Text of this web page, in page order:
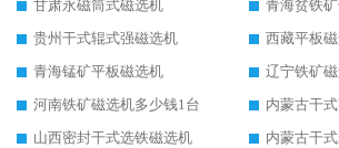
甘肃永磁筒式磁选机
青海贫铁
贵州干式辊式强磁选机
西藏平板
青海锰矿平板磁选机
辽宁铁矿
河南铁矿磁选机多少钱1台
内蒙古干
山西密封干式选铁磁选机